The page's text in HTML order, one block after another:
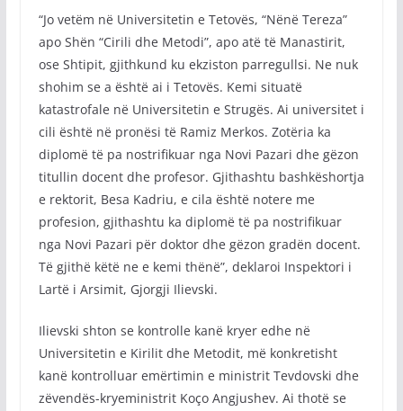
“Jo vetëm në Universitetin e Tetovës, “Nënë Tereza”
apo Shën “Cirili dhe Metodi”, apo atë të Manastirit,
ose Shtipit, gjithkund ku ekziston parregullsi. Ne nuk
shohim se a është ai i Tetovës. Kemi situatë
katastrofale në Universitetin e Strugës. Ai universitet i
cili është në pronësi të Ramiz Merkos. Zotëria ka
diplomë të pa nostrifikuar nga Novi Pazari dhe gëzon
titullin docent dhe profesor. Gjithashtu bashkëshortja
e rektorit, Besa Kadriu, e cila është notere me
profesion, gjithashtu ka diplomë të pa nostrifikuar
nga Novi Pazari për doktor dhe gëzon gradën docent.
Të gjithë këtë ne e kemi thënë”, deklaroi Inspektori i
Lartë i Arsimit, Gjorgji Ilievski.
Ilievski shton se kontrolle kanë kryer edhe në
Universitetin e Kirilit dhe Metodit, më konkretisht
kanë kontrolluar emërtimin e ministrit Tevdovski dhe
zëvendës-kryeministrit Koço Angjushev. Ai thotë se